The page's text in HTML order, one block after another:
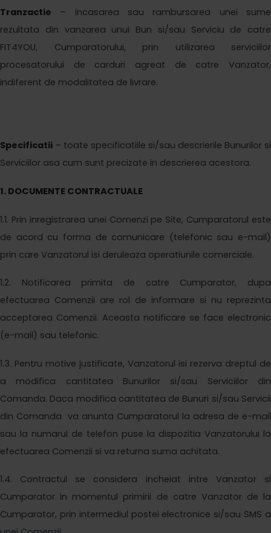
Tranzactie – incasarea sau rambursarea unei sume
rezultata din vanzarea unui Bun si/sau Serviciu de catre
FIT4YOU, Cumparatorului, prin utilizarea serviciilor
procesatorului de carduri agreat de catre Vanzator,
indiferent de modalitatea de livrare.
Specificatii – toate specificatiile si/sau descrierile Bunurilor si
Serviciilor asa cum sunt precizate in descrierea acestora.
1. DOCUMENTE CONTRACTUALE
1.1. Prin inregistrarea unei Comenzi pe Site, Cumparatorul este
de acord cu forma de comunicare (telefonic sau e-mail)
prin care Vanzatorul isi deruleaza operatiunile comerciale.
1.2. Notificarea primita de catre Cumparator, dupa
efectuarea Comenzii are rol de informare si nu reprezinta
acceptarea Comenzii. Aceasta notificare se face electronic
(e-mail) sau telefonic.
1.3. Pentru motive justificate, Vanzatorul isi rezerva dreptul de
a modifica cantitatea Bunurilor si/sau Serviciilor din
Comanda. Daca modifica cantitatea de Bunuri si/sau Servicii
din Comanda va anunta Cumparatorul la adresa de e-mail
sau la numarul de telefon puse la dispozitia Vanzatorului la
efectuarea Comenzii si va returna suma achitata.
1.4. Contractul se considera incheiat intre Vanzator si
Cumparator in momentul primirii de catre Vanzatorde la
Cumparator, prin intermediul postei electronice si/sau SMS a